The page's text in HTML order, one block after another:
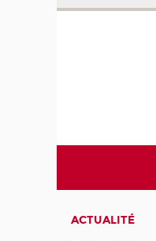
ACTUALITÉ